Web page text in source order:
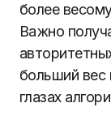
более
Важно
больший вес
глазах